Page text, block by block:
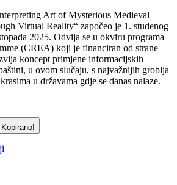
Art of Mysterious Medieval
Virtual Reality“ započeo je 1. studenog
2025. Odvija se u okviru programa
(CREA) koji je financiran od strane
koncept primjene informacijskih
u ovom slučaju, s najvažnijih groblja
u državama gdje se danas nalaze.
Kopirano!